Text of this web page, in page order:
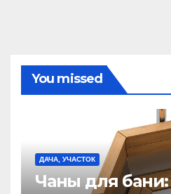
You missed
ДАЧА, УЧАСТОК
Чаны для бани: